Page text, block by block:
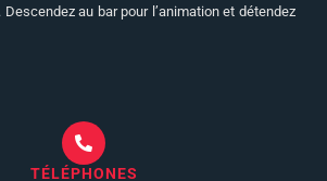
au bar pour l’animation et détendez
TÉLÉPHONES